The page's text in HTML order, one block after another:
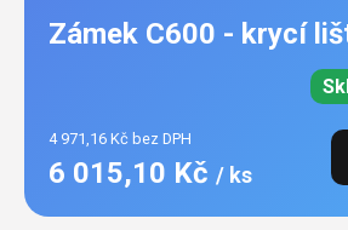
Zámek C600 - krycí
4 971,16 Kč bez DPH
6 015,10 Kč / ks